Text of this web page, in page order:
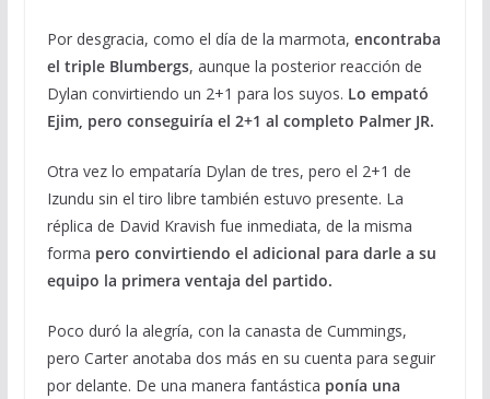
Por desgracia, como el día de la marmota, encontraba
el triple Blumbergs, aunque la posterior reacción de
Dylan convirtiendo un 2+1 para los suyos. Lo empató
Ejim, pero conseguiría el 2+1 al completo Palmer JR.
Otra vez lo empataría Dylan de tres, pero el 2+1 de
Izundu sin el tiro libre también estuvo presente. La
réplica de David Kravish fue inmediata, de la misma
forma pero convirtiendo el adicional para darle a su
equipo la primera ventaja del partido.
Poco duró la alegría, con la canasta de Cummings,
pero Carter anotaba dos más en su cuenta para seguir
por delante. De una manera fantástica ponía una